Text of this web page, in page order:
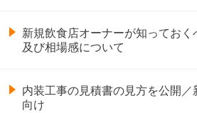
新規飲食店オーナーが知ってお
及び相場感について
内装工事の見積書の見方を公開
向け